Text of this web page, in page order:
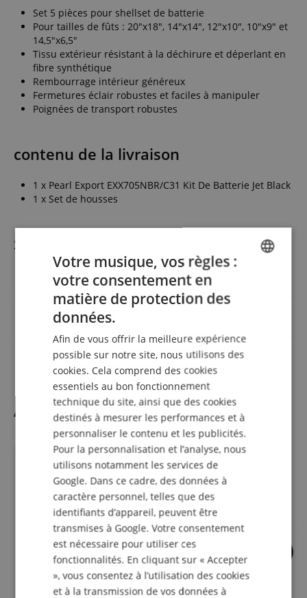
Set 5 pièces pour shellset de batterie
Pour tailles de fûts : 20"x18", 14"x14", 12"x10", 10"x9" et
14,5"x6,5"
Tissu extérieur résistant à la déchirure et déperlant en
fibre synthétique
Rembourrage intérieur généreux
Fermetures éclair robustes et faciles à manipuler
Poignées de transport robustes
contenu de la livraison
1 x Pearl Export EXX705NBR/C31 Kit De Batterie Jet Black
1 x Set de housses
Spécifications
Réf produit 00044508
Set dépargne avec
Couleur Noir
Accessoires
19
XDrum Tabouret De Batterie
18
XDrum Pied De
Avec Perche
FRENCH
SPANISH
Votre musique, vos règles :
votre consentement en
matière de protection des
données.
Afin de vous offrir la meilleure expérience
possible sur notre site, nous utilisons des
cookies. Cela comprend des cookies
essentiels au bon fonctionnement
technique du site, ainsi que des cookies
destinés à mesurer les performances et à
personnaliser le contenu et les publicités.
Pour la personnalisation et l’analyse, nous
utilisons notamment les services de
Google. Dans ce cadre, des données à
caractère personnel, telles que des
identifiants d’appareil, peuvent être
transmises à Google. Votre consentement
est nécessaire pour utiliser ces
fonctionnalités. En cliquant sur « Accepter
», vous consentez à l’utilisation des cookies
et à la transmission de vos données à